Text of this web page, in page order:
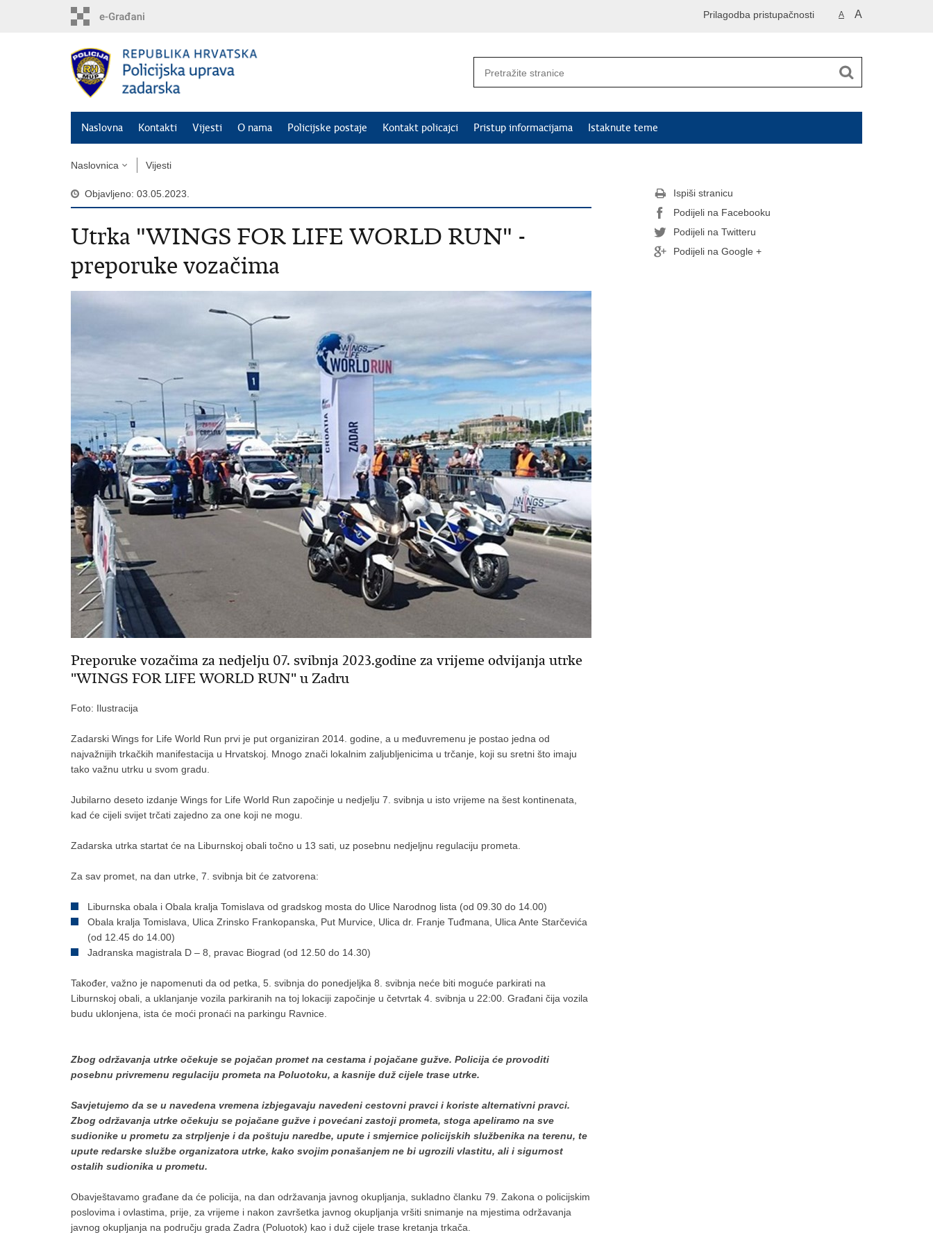
A A
Prilagodba pristupačnosti
Naslovna Kontakti Vijesti O nama Policijske postaje Kontakt policajci Pristup informacijama Istaknute teme
Naslovnica Vijesti
Objavljeno: 03.05.2023.
Utrka "WINGS FOR LIFE WORLD RUN" -
preporuke vozačima
Preporuke vozačima za nedjelju 07. svibnja 2023.godine za vrijeme odvijanja utrke
"WINGS FOR LIFE WORLD RUN" u Zadru
Foto: Ilustracija
Zadarski Wings for Life World Run prvi je put organiziran 2014. godine, a u međuvremenu je postao jedna od
najvažnijih trkačkih manifestacija u Hrvatskoj. Mnogo znači lokalnim zaljubljenicima u trčanje, koji su sretni što imaju
tako važnu utrku u svom gradu.
Jubilarno deseto izdanje Wings for Life World Run započinje u nedjelju 7. svibnja u isto vrijeme na šest kontinenata,
kad će cijeli svijet trčati zajedno za one koji ne mogu.
Zadarska utrka startat će na Liburnskoj obali točno u 13 sati, uz posebnu nedjeljnu regulaciju prometa.
Za sav promet, na dan utrke, 7. svibnja bit će zatvorena:
Liburnska obala i Obala kralja Tomislava od gradskog mosta do Ulice Narodnog lista (od 09.30 do 14.00)
Obala kralja Tomislava, Ulica Zrinsko Frankopanska, Put Murvice, Ulica dr. Franje Tuđmana, Ulica Ante Starčevića
(od 12.45 do 14.00)
Jadranska magistrala D – 8, pravac Biograd (od 12.50 do 14.30)
Također, važno je napomenuti da od petka, 5. svibnja do ponedjeljka 8. svibnja neće biti moguće parkirati na
Liburnskoj obali, a uklanjanje vozila parkiranih na toj lokaciji započinje u četvrtak 4. svibnja u 22:00. Građani čija vozila
budu uklonjena, ista će moći pronaći na parkingu Ravnice.
Zbog održavanja utrke očekuje se pojačan promet na cestama i pojačane gužve. Policija će provoditi
posebnu privremenu regulaciju prometa na Poluotoku, a kasnije duž cijele trase utrke.
Savjetujemo da se u navedena vremena izbjegavaju navedeni cestovni pravci i koriste alternativni pravci.
Zbog održavanja utrke očekuju se pojačane gužve i povećani zastoji prometa, stoga apeliramo na sve
sudionike u prometu za strpljenje i da poštuju naredbe, upute i smjernice policijskih službenika na terenu, te
upute redarske službe organizatora utrke, kako svojim ponašanjem ne bi ugrozili vlastitu, ali i sigurnost
ostalih sudionika u prometu.
Obavještavamo građane da će policija, na dan održavanja javnog okupljanja, sukladno članku 79. Zakona o policijskim
poslovima i ovlastima, prije, za vrijeme i nakon završetka javnog okupljanja vršiti snimanje na mjestima održavanja
javnog okupljanja na području grada Zadra (Poluotok) kao i duž cijele trase kretanja trkača.
Ispiši stranicu
Podijeli na Facebooku
Podijeli na Twitteru
Podijeli na Google +